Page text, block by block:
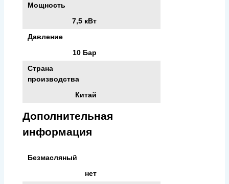
Мощность
7,5 кВт
Давление
10 Бар
Страна
производства
Китай
Дополнительная
информация
Безмасляный
нет